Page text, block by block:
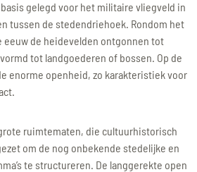
gelegd voor het militaire vliegveld in
tussen de stedendriehoek. Rondom het
eeuw de heidevelden ontgonnen tot
tot landgoederen of bossen. Op de
enorme openheid, zo karakteristiek voor
ruimtematen, die cultuurhistorisch
om de nog onbekende stedelijke en
te structureren. De langgerekte open